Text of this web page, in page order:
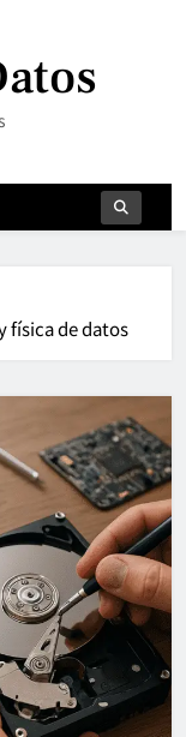
física de datos